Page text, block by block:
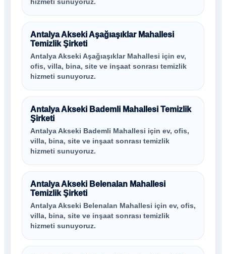
hizmeti sunuyoruz.
Antalya Akseki Aşağıaşıklar Mahallesi
Temizlik Şirketi
Antalya Akseki Aşağıaşıklar Mahallesi için ev,
ofis, villa, bina, site ve inşaat sonrası temizlik
hizmeti sunuyoruz.
Antalya Akseki Bademli Mahallesi Temizlik
Şirketi
Antalya Akseki Bademli Mahallesi için ev, ofis,
villa, bina, site ve inşaat sonrası temizlik
hizmeti sunuyoruz.
Antalya Akseki Belenalan Mahallesi
Temizlik Şirketi
Antalya Akseki Belenalan Mahallesi için ev, ofis,
villa, bina, site ve inşaat sonrası temizlik
hizmeti sunuyoruz.